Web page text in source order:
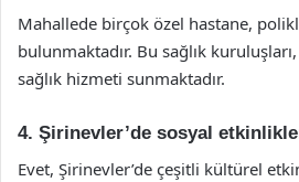
Mahallede birçok özel hastane,
bulunmaktadır. Bu sağlık
sağlık hizmeti sunmaktadır.
4. Şirinevler’de sosyal
Evet, Şirinevler’de çeşitli kültürel